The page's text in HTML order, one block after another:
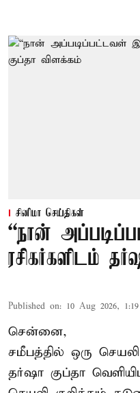
சினிமா செய்திகள்
“நான்
ரசிகர்களிடம்
Published on: 10 Aug 2026,
சென்னை,
சமீபத்தில் ஒரு
தர்ஷா குப்தா